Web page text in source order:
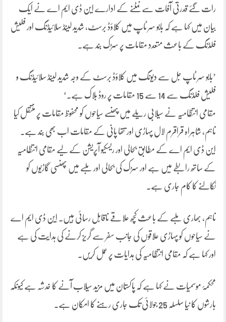
رات گئے قدرتی آفات سے نمٹنے کے ادارے این ڈی ایم اے نے ایک
بیان میں کہا ہے کہ بابو سر ٹاپ میں کلاؤڈ برسٹ، شدید لینڈ سلائیڈنگ اور فلیش
فلڈنگ کے باعث متعدد مقامات پر سڑک بند ہے۔
’بابو سر ٹاپ جل سے دیونگ میں کلاؤڈ برسٹ کے وجہ شدید لینڈ سلائیڈنگ و
فلیش فلڈنگ سے 14 سے 15 مقامات پر روڈ بلاک ہے۔‘
مقامی انتظامیہ نے سیلابی ریلے میں پھنسے سیاحوں کو محفوظ مقامات پر منتقل کیا
تاہم، شاہراہ قراقرم لال پہاڑی اور تتھا پانی کے مقامات اب بھی بند ہے۔
این ڈی ایم اے کے مطابق بحالی اور ریسکیو آپریشن کے لیے مقامی انتظامیہ
کے ساتھ رابطے میں ہے اور سڑک کی بحالی اور ملبے میں پھنسی گاڑیوں کو
نکالنے کا کام جاری ہے۔
تاہم، بھاری ملبے کے باعث کچھ علاقے ناقابل رسائی ہیں۔ این ڈی ایم اے
نے سیاحوں کو پہاڑی علاقوں کی جانب سفر سے گریز کرنے کی ہدایت کی ہے
اور کہا ہے کہ مقامی انتظامیہ کی ہدایات پر عمل کریں۔
محکمۂ موسمیات نے کہا ہے کہ پاکستان میں مزید سیلاب آنے کا خدشہ ہے کیونکہ
بارشوں کا نیا سلسلہ 25 جولائی تک جاری رہنے کا امکان ہے۔